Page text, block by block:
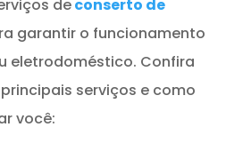
deconserto de
garantir o funcionamento
eletrodoméstico. Confira
serviços e como
você: